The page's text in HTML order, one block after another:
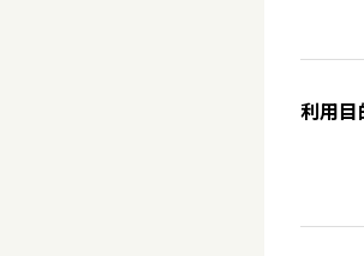
利用目